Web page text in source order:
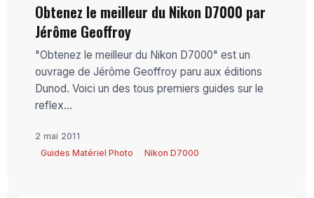
Obtenez le meilleur du Nikon D7000 par
Jérôme Geoffroy
"Obtenez le meilleur du Nikon D7000" est un
ouvrage de Jérôme Geoffroy paru aux éditions
Dunod. Voici un des tous premiers guides sur le
reflex...
2 mai 2011
Guides Matériel Photo
Nikon D7000